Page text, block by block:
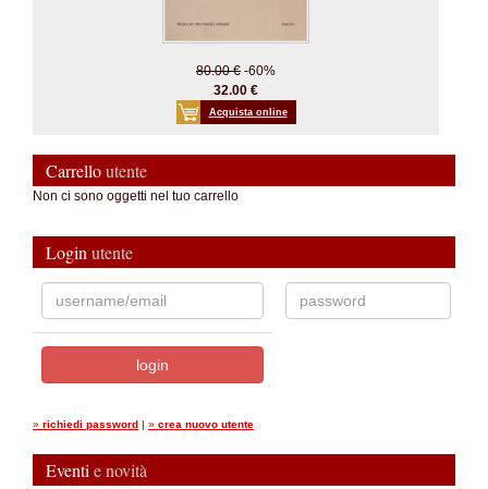
80.00 € -60%
32.00 €
Acquista online
Carrelloutente
Non ci sono oggetti nel tuo carrello
Login utente
» richiedi password | » crea nuovo utente
Eventi e novità